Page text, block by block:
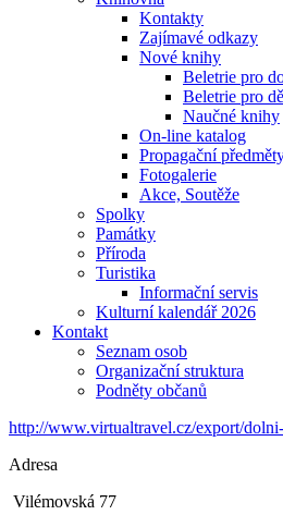
Kontakty
Zajímavé odkazy
Nové knihy
Beletrie pro
Beletrie pro
Naučné knihy
On-line katalog
Propagační
Fotogalerie
Akce, Soutěže
Spolky
Památky
Příroda
Turistika
Informační servis
Kulturní kalendář 2026
Kontakt
Seznam osob
Organizační struktura
Podněty občanů
http://www.virtualtravel.cz/export/
Adresa
Vilémovská 77